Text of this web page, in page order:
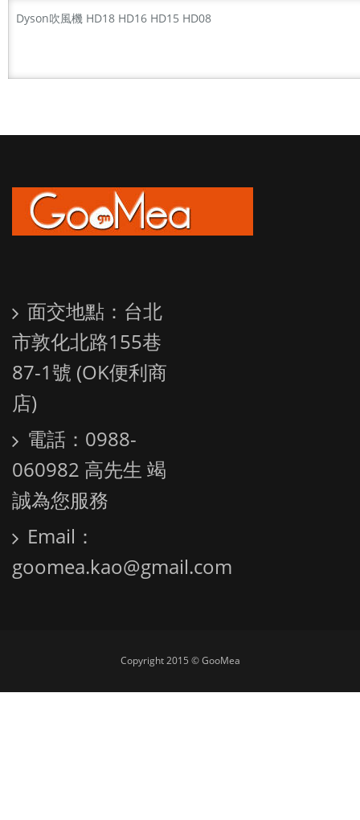
Dyson吹風機 HD18 HD16 HD15 HD08
面交地點：台北
市敦化北路155巷
87-1號 (OK便利商
店)
電話：0988-
060982 高先生 竭
誠為您服務
Email：
goomea.kao@gmail.com
Copyright 2015 © GooMea